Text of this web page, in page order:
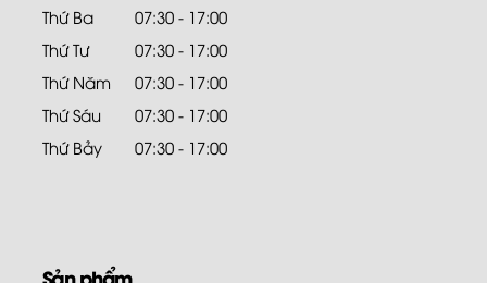
Thứ Ba
07:30 - 17:00
Thứ Tư
07:30 - 17:00
Thứ Năm
07:30 - 17:00
Thứ Sáu
07:30 - 17:00
Thứ Bảy
07:30 - 17:00
Sản phẩm